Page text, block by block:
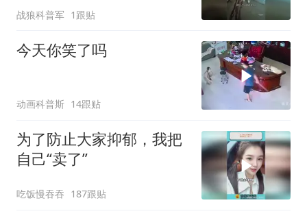
战狼科普军 1跟贴
今天你笑了吗
动画科普斯 14跟贴
为了防止大家抑郁，我把
自己“卖了”
吃饭慢吞吞 187跟贴